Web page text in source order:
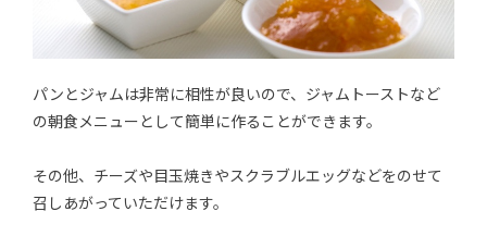
パンとジャムは非常に相性が良いので、ジャムトーストなど
の朝食メニューとして簡単に作ることができます。
その他、チーズや目玉焼きやスクラブルエッグなどをのせて
召しあがっていただけます。